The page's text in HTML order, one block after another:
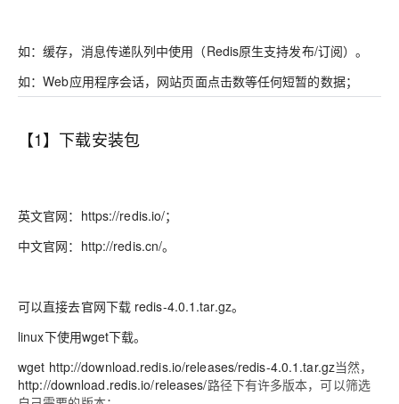
如：缓存，消息传递队列中使用（Redis原生支持发布/订阅）。
如：Web应用程序会话，网站页面点击数等任何短暂的数据；
【1】下载安装包
英文官网：https://redis.io/；
中文官网：http://redis.cn/。
可以直接去官网下载 redis-4.0.1.tar.gz。
linux下使用wget下载。
wget http://download.redis.io/releases/redis-4.0.1.tar.gz当然，
http://download.redis.io/releases/路径下有许多版本，可以筛选